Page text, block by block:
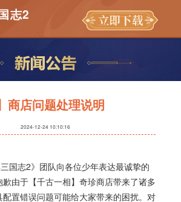
志2
商店问题处理说明
2024-12-24 10:10:16
志2》团队向各位少年表达最诚挚的
由于【千古一相】奇珍商店带来了诸多
置错误问题可能给大家带来的困扰。对